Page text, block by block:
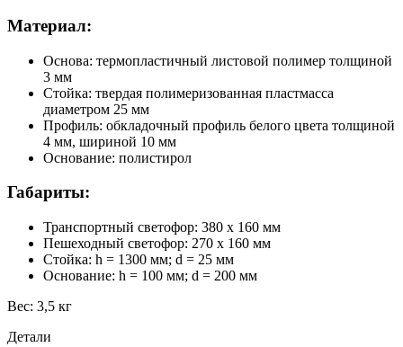
Материал:
Основа: термопластичный листовой полимер толщиной
3 мм
Стойка: твердая полимеризованная пластмасса
диаметром 25 мм
Профиль: обкладочный профиль белого цвета толщиной
4 мм, шириной 10 мм
Основание: полистирол
Габариты:
Транспортный светофор: 380 х 160 мм
Пешеходный светофор: 270 х 160 мм
Стойка: h = 1300 мм; d = 25 мм
Основание: h = 100 мм; d = 200 мм
Вес: 3,5 кг
Детали